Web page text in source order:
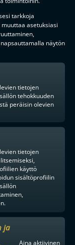
tarkkoja
asetuksiasi
näytön
tietojen
tehokkuuden
peräisin olevien
tietojen
käyttö
sisältöprofiilin
ja
Aina aktiivinen